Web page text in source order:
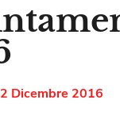
Dicembre 2016